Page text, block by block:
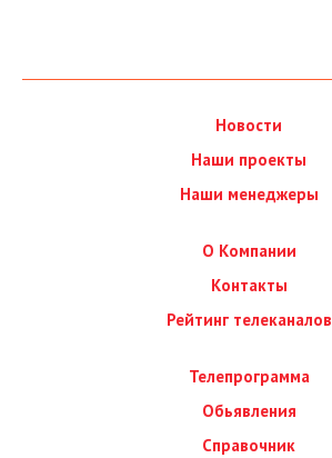
Новости
Наши проекты
Наши менеджеры
О Компании
Контакты
Рейтинг телеканалов
Телепрограмма
Обьявления
Справочник